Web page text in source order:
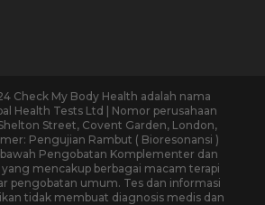
Check My Body Health adalah nama
Health Tests Ltd | Nomor perusahaan
Shelton Street, Covent Garden, London,
Pengujian Rambut ( Bioresonansi )
Pengobatan Komplementer dan
mencakup berbagai macam terapi
pengobatan umum. Tes dan informasi
tidak membuat diagnosis medis dan